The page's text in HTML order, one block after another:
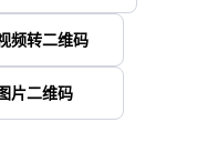
频转二维码
片二维码